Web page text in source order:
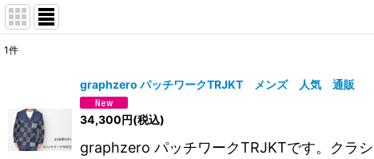
並び順
1件
graphzero パッチワークTRJKT メンズ 人気 通販
34,300円(税込)
graphzero パッチワークTRJKTです。クラ